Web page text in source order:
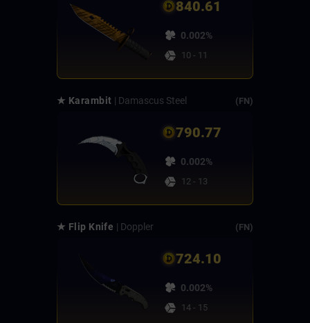
840.61
0.002%
10 - 11
★ Karambit | Damascus Steel (FN)
790.77
0.002%
12 - 13
★ Flip Knife | Doppler (FN)
724.10
0.002%
14 - 15